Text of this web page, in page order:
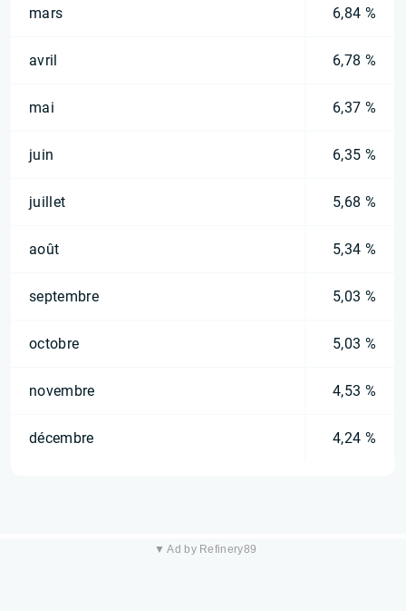
mars 6,84 %
avril 6,78 %
mai 6,37 %
juin 6,35 %
juillet 5,68 %
août 5,34 %
septembre 5,03 %
octobre 5,03 %
novembre 4,53 %
décembre 4,24 %
▼ Ad by Refinery89